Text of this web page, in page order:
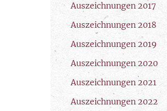
Auszeichnungen 2017
Auszeichnungen 2018
Auszeichnungen 2019
Auszeichnungen 2020
Auszeichnungen 2021
Auszeichnungen 2022